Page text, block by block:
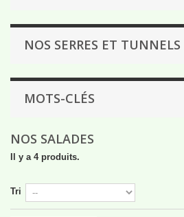
NOS SERRES ET TUNNELS
MOTS-CLÉS
NOS SALADES
Il y a 4 produits.
Tri